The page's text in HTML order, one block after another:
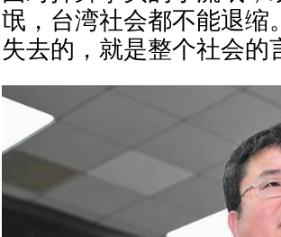
氓，台湾社会都不能退缩
失去的，就是整个社会的